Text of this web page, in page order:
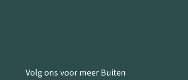
Volg ons voor meer Buiten